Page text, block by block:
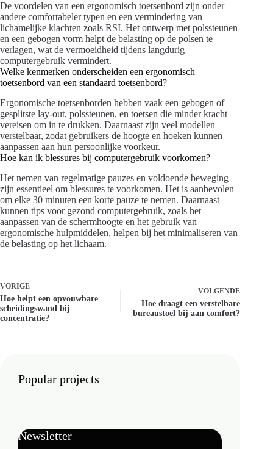
De voordelen van een ergonomisch toetsenbord zijn onder
andere comfortabeler typen en een vermindering van
lichamelijke klachten zoals RSI. Het ontwerp met polssteunen
en een gebogen vorm helpt de belasting op de polsen te
verlagen, wat de vermoeidheid tijdens langdurig
computergebruik vermindert.
Welke kenmerken onderscheiden een ergonomisch
toetsenbord van een standaard toetsenbord?
Ergonomische toetsenborden hebben vaak een gebogen of
gesplitste lay-out, polssteunen, en toetsen die minder kracht
vereisen om in te drukken. Daarnaast zijn veel modellen
verstelbaar, zodat gebruikers de hoogte en hoeken kunnen
aanpassen aan hun persoonlijke voorkeur.
Hoe kan ik blessures bij computergebruik voorkomen?
Het nemen van regelmatige pauzes en voldoende beweging
zijn essentieel om blessures te voorkomen. Het is aanbevolen
om elke 30 minuten een korte pauze te nemen. Daarnaast
kunnen tips voor gezond computergebruik, zoals het
aanpassen van de schermhoogte en het gebruik van
ergonomische hulpmiddelen, helpen bij het minimaliseren van
de belasting op het lichaam.
VORIGE
Hoe helpt een opvouwbare
scheidingswand bij
concentratie?
VOLGENDE
Hoe draagt een verstelbare
bureaustoel bij aan comfort?
Popular projects
Newsletter